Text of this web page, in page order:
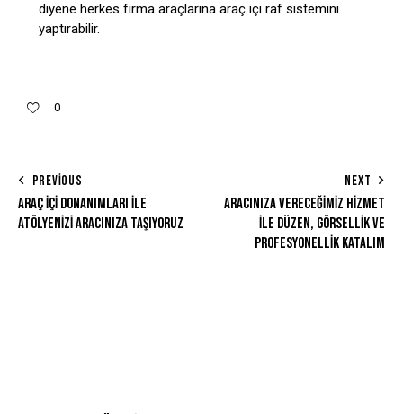
diyene herkes firma araçlarına araç içi raf sistemini
yaptırabilir.
0
PREVIOUS
ARAÇ İÇI DONANIMLARI ILE
ATÖLYENIZI ARACINIZA TAŞIYORUZ
NEXT
ARACINIZA VERECEĞIMIZ HIZMET
İLE DÜZEN, GÖRSELLIK VE
PROFESYONELLIK KATALIM